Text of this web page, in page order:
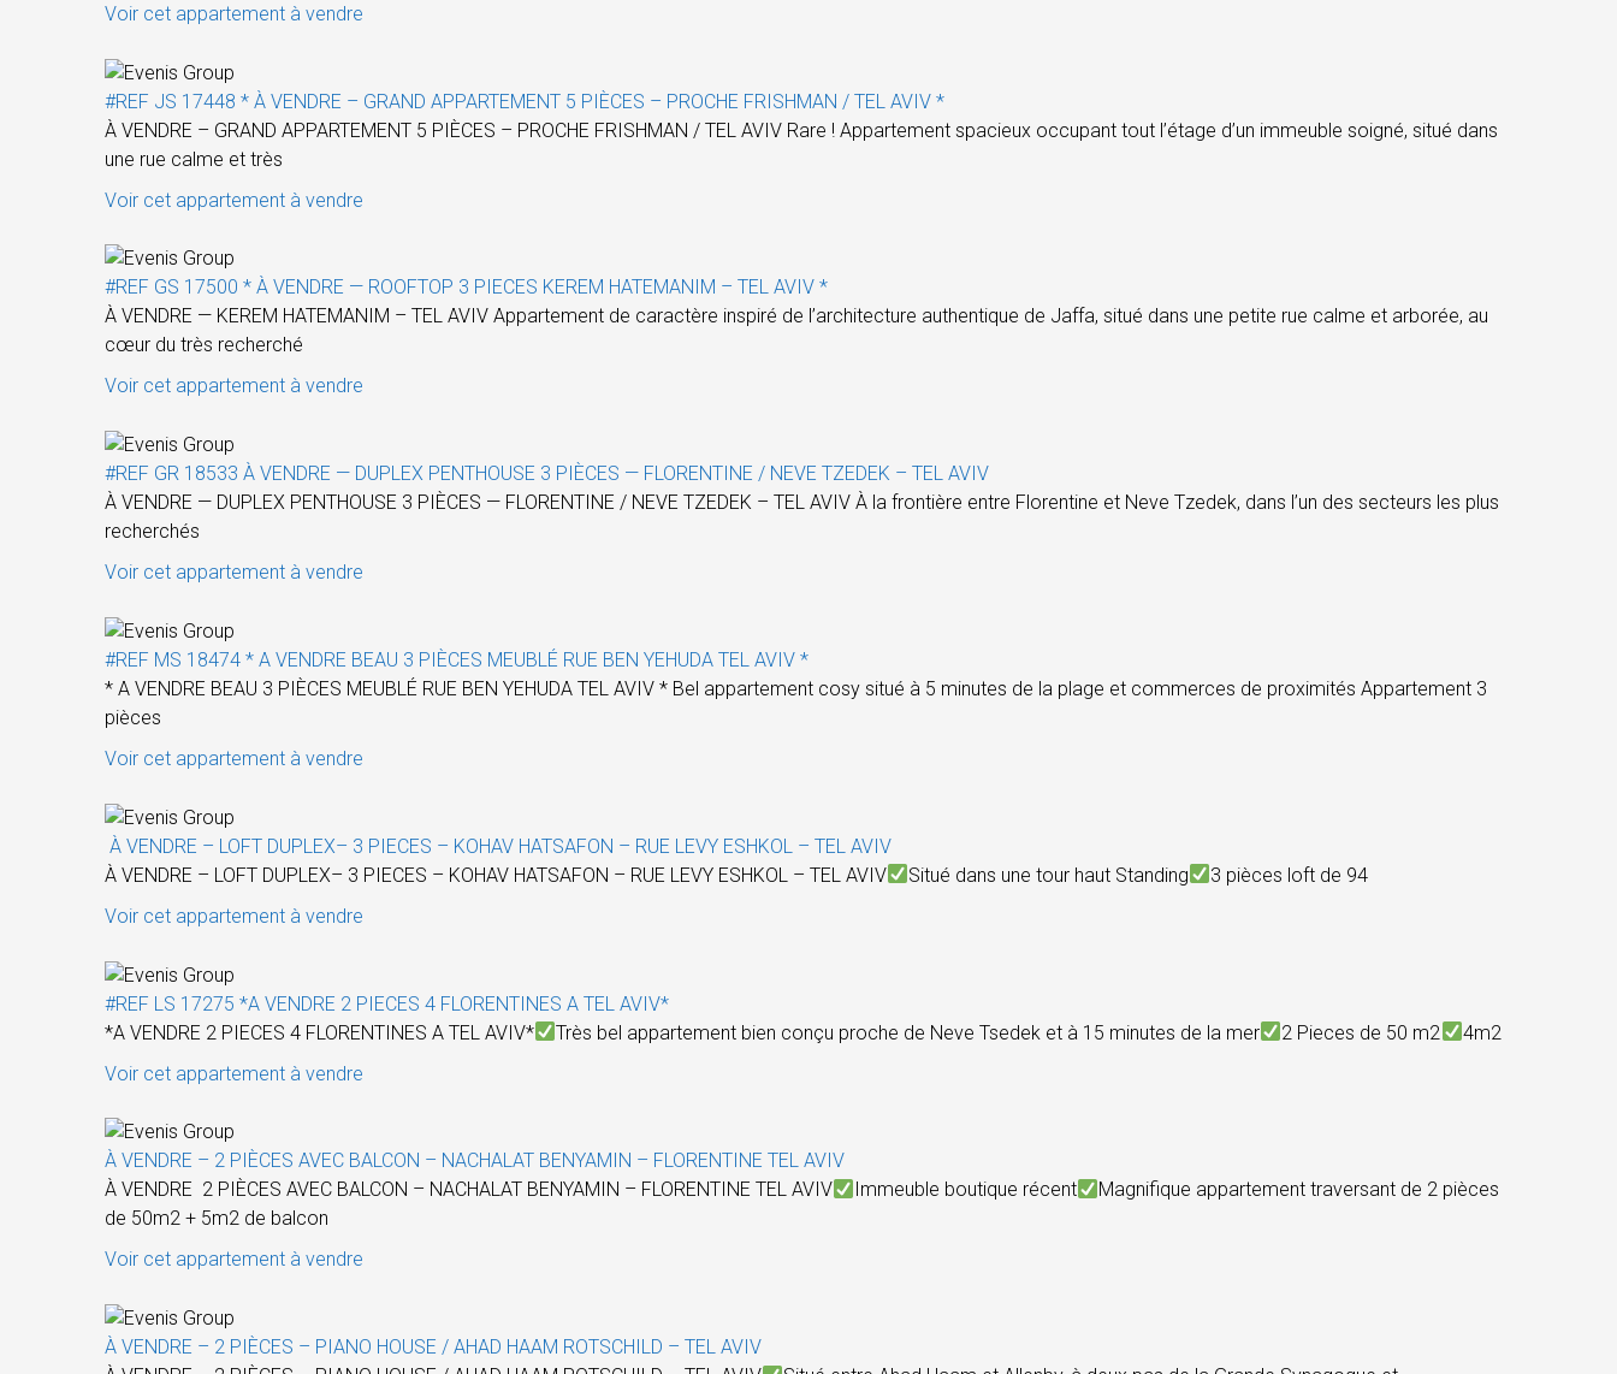
Voir cet appartement à vendre
#REF JS 17448 * À VENDRE – GRAND APPARTEMENT 5 PIÈCES – PROCHE FRISHMAN / TEL AVIV *
À VENDRE – GRAND APPARTEMENT 5 PIÈCES – PROCHE FRISHMAN / TEL AVIV Rare ! Appartement spacieux occupant tout l’étage d’un immeuble soigné, situé dans
une rue calme et très
Voir cet appartement à vendre
#REF GS 17500 * À VENDRE — ROOFTOP 3 PIECES KEREM HATEMANIM – TEL AVIV *
À VENDRE — KEREM HATEMANIM – TEL AVIV Appartement de caractère inspiré de l’architecture authentique de Jaffa, situé dans une petite rue calme et arborée, au
cœur du très recherché
Voir cet appartement à vendre
#REF GR 18533 À VENDRE — DUPLEX PENTHOUSE 3 PIÈCES — FLORENTINE / NEVE TZEDEK – TEL AVIV
À VENDRE — DUPLEX PENTHOUSE 3 PIÈCES — FLORENTINE / NEVE TZEDEK – TEL AVIV À la frontière entre Florentine et Neve Tzedek, dans l’un des secteurs les plus
recherchés
Voir cet appartement à vendre
#REF MS 18474 * A VENDRE BEAU 3 PIÈCES MEUBLÉ RUE BEN YEHUDA TEL AVIV *
* A VENDRE BEAU 3 PIÈCES MEUBLÉ RUE BEN YEHUDA TEL AVIV * Bel appartement cosy situé à 5 minutes de la plage et commerces de proximités Appartement 3
pièces
Voir cet appartement à vendre
À VENDRE – LOFT DUPLEX– 3 PIECES – KOHAV HATSAFON – RUE LEVY ESHKOL – TEL AVIV
À VENDRE – LOFT DUPLEX– 3 PIECES – KOHAV HATSAFON – RUE LEVY ESHKOL – TEL AVIV
Situé dans une tour haut Standing
3 pièces loft de 94
Voir cet appartement à vendre
#REF LS 17275 *A VENDRE 2 PIECES 4 FLORENTINES A TEL AVIV*
*A VENDRE 2 PIECES 4 FLORENTINES A TEL AVIV*
Très bel appartement bien conçu proche de Neve Tsedek et à 15 minutes de la mer 2 Pieces de 50 m2
4m2
Voir cet appartement à vendre
À VENDRE – 2 PIÈCES AVEC BALCON – NACHALAT BENYAMIN – FLORENTINE TEL AVIV
À VENDRE 2 PIÈCES AVEC BALCON – NACHALAT BENYAMIN – FLORENTINE TEL AVIV
Immeuble boutique récent
Magnifique appartement traversant de 2 pièces
de 50m2 + 5m2 de balcon
Voir cet appartement à vendre
À VENDRE – 2 PIÈCES – PIANO HOUSE / AHAD HAAM ROTSCHILD – TEL AVIV